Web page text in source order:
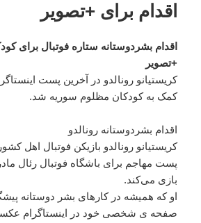
اقدام برای +تصویر
اقدام بشردوستانه ستاره فوتبال برای
+تصویر
کریستیانو رونالدو در آخرین پست
کمک به کودکان مظلوم سوریه شد.
اقدام بشردوستانه رونالدو
کریستیانو رونالدو بازیکن فوتبال اهل
پست مهاجم برای باشگاه فوتبال رئال
بازی می‌کند.
او که همیشه در کارهای بشر دوستانه
صفحه ی شخصی خود در اینستاگرام